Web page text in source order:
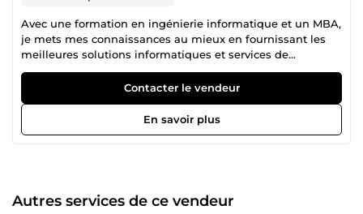
Avec une formation en ingénierie informatique et un MBA,
je mets mes connaissances au mieux en fournissant les
meilleures solutions informatiques et services de
marketing Web. Avec mon enthousiasme et mes
compétences, Je suis convaincu que je peux être un atout
pour votre cause. Mon fort engagement et mon
dévouement, ainsi que mes idées créatives et mes
solutions novatrices, seront un plus pour votre équipe.
Contacter le vendeur
En savoir plus
Autres services de ce vendeur